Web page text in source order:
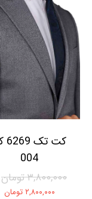
کت
004
۳,۸۰۰,۰۰۰ تومان
۲,۸۰۰,۰۰۰ تومان